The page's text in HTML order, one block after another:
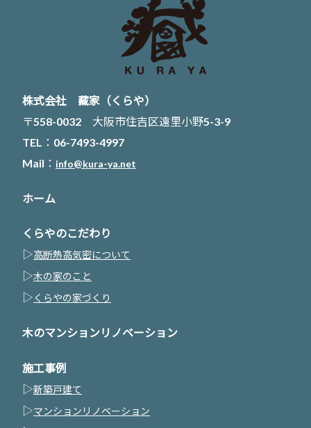
株式会社 藏家（くらや）
〒558-0032 大阪市住吉区遠里小野5-3-9
TEL：06-7493-4997
Mail： info@kura-ya.net
ホーム
くらやのこだわり
▷高断熱高気密について
▷木の家のこと
▷ くらやの家づくり
木のマンションリノベーション
施工事例
▷新築戸建て
▷マンションリノベーション